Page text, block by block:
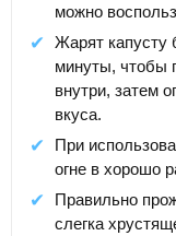
можно
Жарят капусту
минуты, чтобы
внутри, затем
вкуса.
При
огне в хорошо
Правильно
слегка